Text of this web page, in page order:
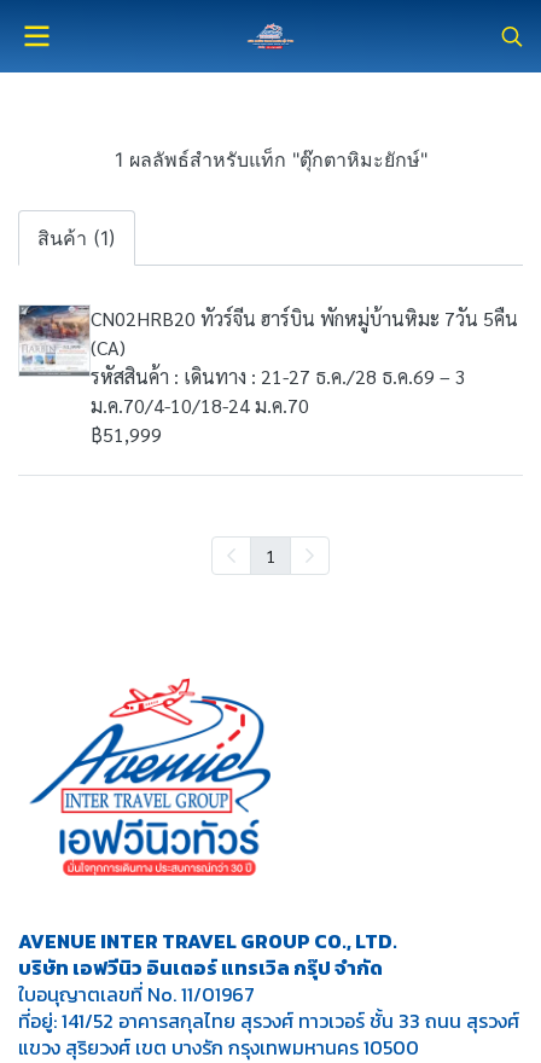
1 ผลลัพธ์สำหรับแท็ก "ตุ๊กตาหิมะยักษ์"
สินค้า (1)
CN02HRB20 ทัวร์จีน ฮาร์บิน พักหมู่บ้านหิมะ 7วัน 5คืน
(CA)
รหัสสินค้า : เดินทาง : 21-27 ธ.ค./28 ธ.ค.69 – 3
ม.ค.70/4-10/18-24 ม.ค.70
฿51,999
1
AVENUE INTER TRAVEL GROUP CO., LTD.
บริษัท เอฟวีนิว อินเตอร์ แทรเวิล กรุ๊ป จำกัด
ใบอนุญาตเลขที่ No. 11/01967
ที่อยู่: 141/52 อาคารสกุลไทย สุรวงศ์ ทาวเวอร์ ชั้น 33 ถนน สุรวงศ์
แขวง สุริยวงศ์ เขต บางรัก กรุงเทพมหานคร 10500